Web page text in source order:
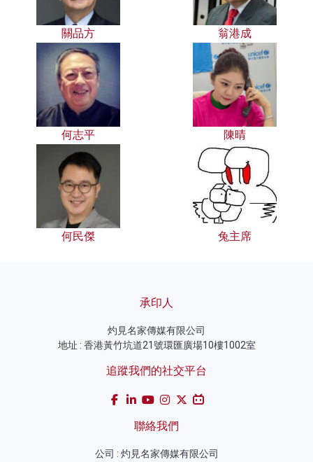
關品方 翁港成
何志平 陳晴
何民傑 兔主席
承印人
灼見名家傳媒有限公司
地址 : 香港黃竹坑道21號環匯廣場10樓1002室
追蹤我們的社交平台
聯絡我們
公司 : 灼見名家傳媒有限公司